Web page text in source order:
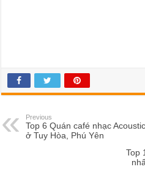
Previous
Top 6 Quán café nhạc Acoustic
ở Tuy Hòa, Phú Yên
Top